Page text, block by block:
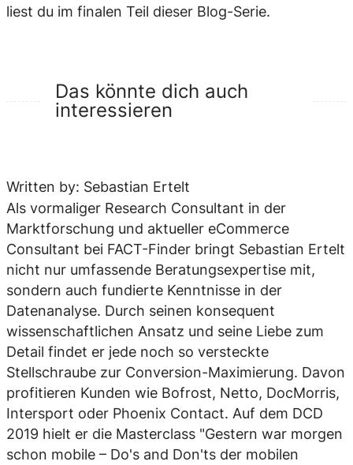
liest du im finalen Teil dieser Blog-Serie.
Das könnte dich auch
interessieren
Written by: Sebastian Ertelt
Als vormaliger Research Consultant in der
Marktforschung und aktueller eCommerce
Consultant bei FACT-Finder bringt Sebastian Ertelt
nicht nur umfassende Beratungsexpertise mit,
sondern auch fundierte Kenntnisse in der
Datenanalyse. Durch seinen konsequent
wissenschaftlichen Ansatz und seine Liebe zum
Detail findet er jede noch so versteckte
Stellschraube zur Conversion-Maximierung. Davon
profitieren Kunden wie Bofrost, Netto, DocMorris,
Intersport oder Phoenix Contact. Auf dem DCD
2019 hielt er die Masterclass "Gestern war morgen
schon mobile – Do's and Don'ts der mobilen